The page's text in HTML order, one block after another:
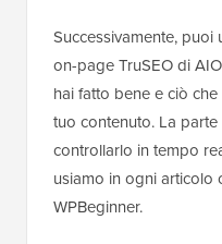
Successivamente,
on-page TruSEO di
hai fatto bene e ciò
tuo contenuto. La
controllarlo in tempo
usiamo in ogni articolo
WPBeginner.